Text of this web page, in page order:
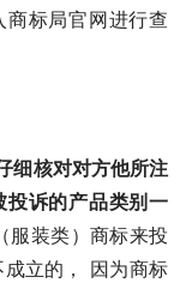
标局官网进行查
细核对对方他所注
诉的产品类别一
服装类）商标来投
立的， 因为商标